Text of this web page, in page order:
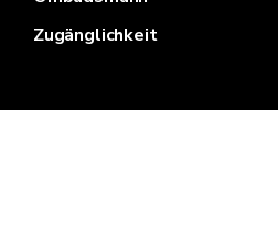
Zugänglichkeit